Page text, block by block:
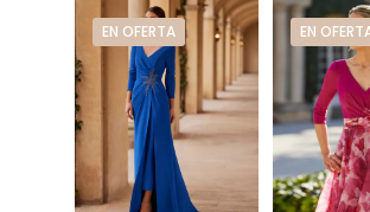
EN OFERTA EN